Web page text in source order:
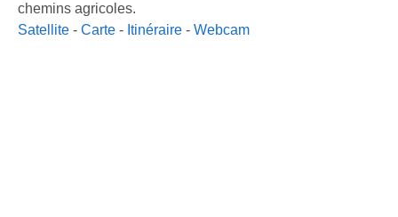
chemins agricoles.
Satellite - Carte - Itinéraire - Webcam